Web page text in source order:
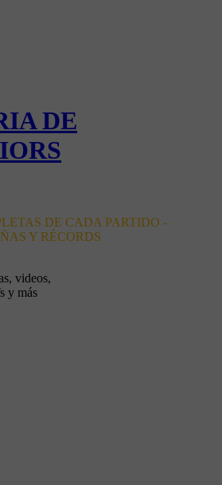
DE
DE CADA PARTIDO -
Y RÉCORDS
videos,
y más